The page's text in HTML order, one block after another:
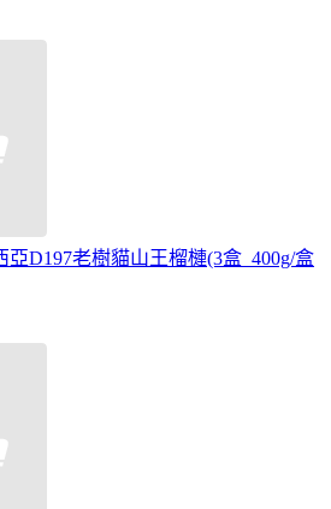
亞D197老樹貓山王榴槤(3盒_400g/盒